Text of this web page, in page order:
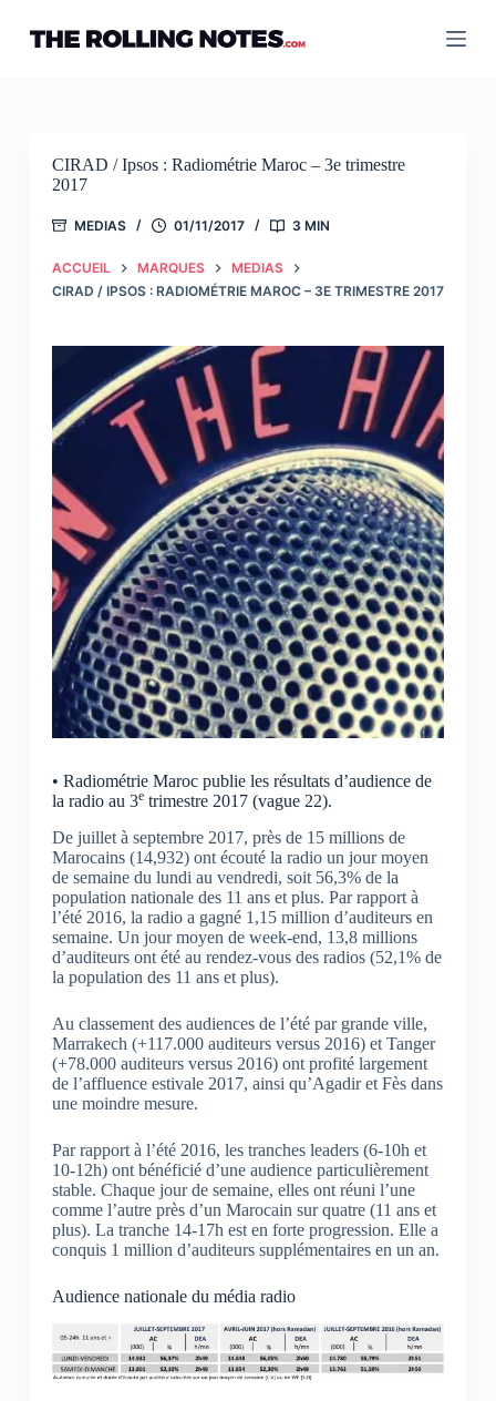
contenu
CIRAD / Ipsos : Radiométrie Maroc – 3e trimestre
2017
MEDIAS 01/11/2017 3 MIN
ACCUEIL MARQUES
MEDIAS
CIRAD / IPSOS : RADIOMÉTRIE MAROC – 3E TRIMESTRE 2017
• Radiométrie Maroc publie les résultats d’audience de
la radio au 3etrimestre 2017 (vague 22).
De juillet à septembre 2017, près de 15 millions de
Marocains (14,932) ont écouté la radio un jour moyen
de semaine du lundi au vendredi, soit 56,3% de la
population nationale des 11 ans et plus. Par rapport à
l’été 2016, la radio a gagné 1,15 million d’auditeurs en
semaine. Un jour moyen de week-end, 13,8 millions
d’auditeurs ont été au rendez-vous des radios (52,1% de
la population des 11 ans et plus).
Au classement des audiences de l’été par grande ville,
Marrakech (+117.000 auditeurs versus 2016) et Tanger
(+78.000 auditeurs versus 2016) ont profité largement
de l’affluence estivale 2017, ainsi qu’Agadir et Fès dans
une moindre mesure.
Par rapport à l’été 2016, les tranches leaders (6-10h et
10-12h) ont bénéficié d’une audience particulièrement
stable. Chaque jour de semaine, elles ont réuni l’une
comme l’autre près d’un Marocain sur quatre (11 ans et
plus). La tranche 14-17h est en forte progression. Elle a
conquis 1 million d’auditeurs supplémentaires en un an.
Audience nationale du média radio